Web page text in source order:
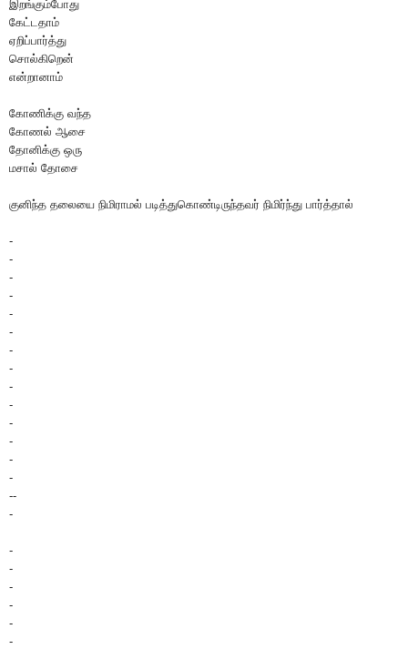
இறங்கும்போது
கேட்டதாம்
ஏறிப்பார்த்து
சொல்கிறென்
என்றானாம்
கோணிக்கு வந்த
கோணல் ஆசை
தோனிக்கு ஒரு
மசால் தோசை
குனிந்த தலையை நிமிராமல் படித்துகொண்டிருந்தவர் நிமிர்ந்து பார்த்தால்
-
-
-
-
-
-
-
-
-
-
-
-
-
-
--
-
-
-
-
-
-
-